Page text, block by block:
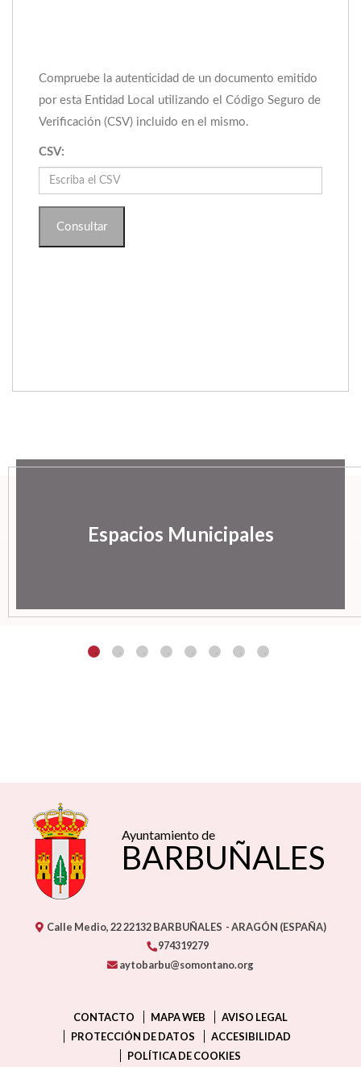
Espacios Municipales
Ayuntamiento de
BARBUÑALES
Calle Medio, 2222132 BARBUÑALES - ARAGÓN (ESPAÑA)
974319279
aytobarbu@somontano.org
CONTACTO MAPA WEB
AVISO LEGAL
PROTECCIÓN DE DATOS
ACCESIBILIDAD
POLÍTICA DE COOKIES